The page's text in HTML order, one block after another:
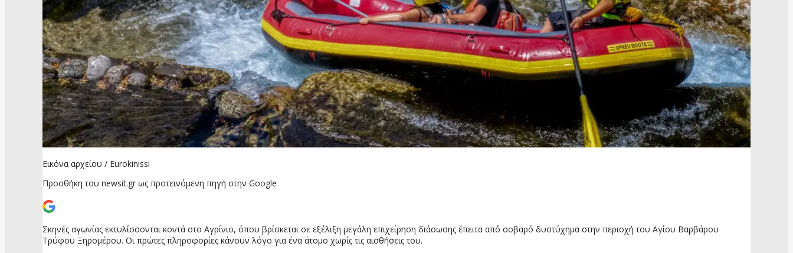
Εικόνα αρχείου / Eurokinissi
Προσθήκη του newsit.gr ως προτεινόμενη πηγή στην Google
Σκηνές αγωνίας εκτυλίσσονται κοντά στο Αγρίνιο, όπου βρίσκεται σε εξέλιξη μεγάλη επιχείρηση διάσωσης έπειτα από σοβαρό δυστύχημα στην περιοχή του Αγίου Βαρβάρου
Τρύφου Ξηρομέρου. Οι πρώτες πληροφορίες κάνουν λόγο για ένα άτομο χωρίς τις αισθήσεις του.